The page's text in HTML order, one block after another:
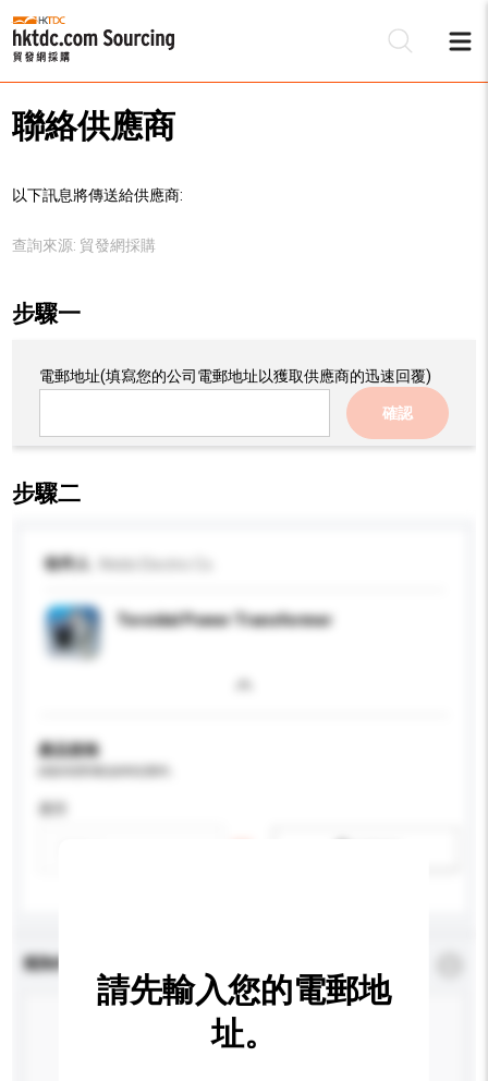
聯絡供應商
以下訊息將傳送給供應商:
查詢來源: 貿發網採購
步驟一
電郵地址(填寫您的公司電郵地址以獲取供應商的迅速回覆)
確認
步驟二
收件人
Toroidal Power Transformer
產品規格
查詢內容
請先輸入您的電郵地
址。